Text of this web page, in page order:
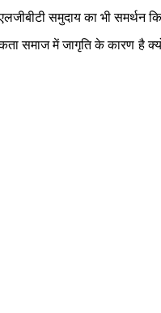
समुदाय का भी
समाज में जागृति के कारण है